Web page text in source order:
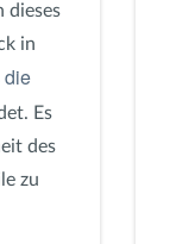
dieses
in
die
Es
des
zu